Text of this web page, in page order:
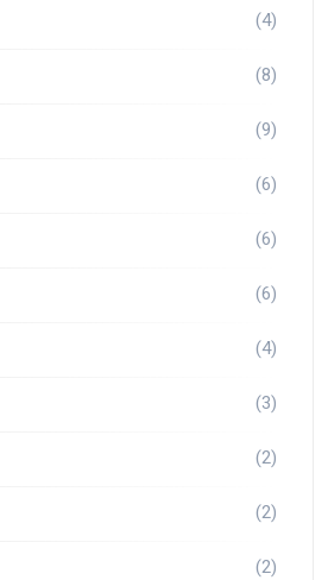
(4)
(8)
(9)
(6)
(6)
(6)
(4)
(3)
(2)
(2)
(2)